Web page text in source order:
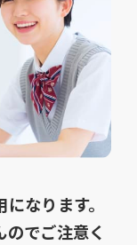
なります。
でご注意く